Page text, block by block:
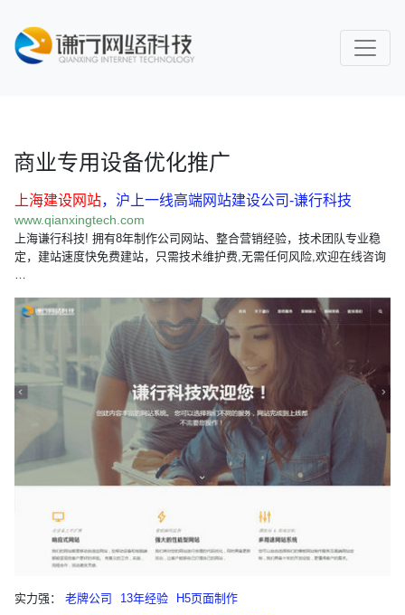
商业专用设备优化推广
上海建设网站，沪上一线高端网站建设公司-谦行科技
www.qianxingtech.com
上海谦行科技! 拥有8年制作公司网站、整合营销经验，技术团队专业稳
定，建站速度快免费建站，只需技术维护费,无需任何风险,欢迎在线咨询
…
实力强： 老牌公司 13年经验
H5页面制作